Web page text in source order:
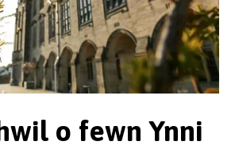
o fewn Ynni